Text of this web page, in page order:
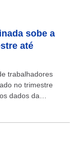
sobe a
até
trabalhadores
no trimestre
dados da